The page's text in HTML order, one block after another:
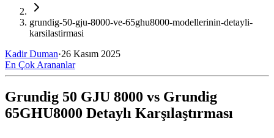
grundig-50-gju-8000-ve-65ghu8000-modellerinin-detayli-
karsilastirmasi
Kadir Duman·26 Kasım 2025
En Çok Arananlar
Grundig 50 GJU 8000 vs Grundig
65GHU8000 Detaylı Karşılaştırması